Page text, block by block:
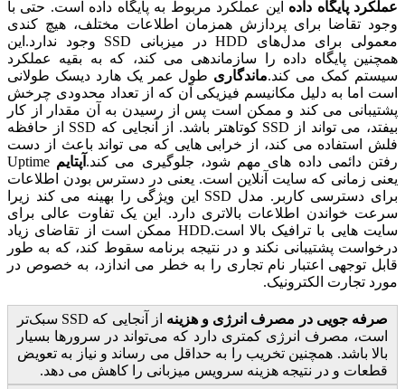
عملکرد پایگاه داده این عملکرد مربوط به پایگاه داده است. حتی با
وجود تقاضا برای پردازش همزمان اطلاعات مختلف، هیچ کندی
معمولی برای مدل‌های HDD در میزبانی SSD وجود ندارد.این
همچنین پایگاه داده را سازماندهی می کند، که به بقیه عملکرد
سیستم کمک می کند.ماندگاری طول عمر یک هارد دیسک طولانی
است اما به دلیل مکانیسم فیزیکی آن که از تعداد محدودی چرخش
پشتیبانی می کند و ممکن است پس از رسیدن به آن مقدار از کار
بیفتد، می تواند از SSD کوتاهتر باشد. از آنجایی که SSD از حافظه
فلش استفاده می کند، از خرابی هایی که می تواند باعث از دست
رفتن دائمی داده های مهم شود، جلوگیری می کند. آپتایم Uptime
یعنی زمانی که سایت آنلاین است. یعنی در دسترس بودن اطلاعات
برای دسترسی کاربر. مدل SSD این ویژگی را بهینه می کند زیرا
سرعت خواندن اطلاعات بالاتری دارد. این یک تفاوت عالی برای
سایت هایی با ترافیک بالا است.HDD ممکن است از تقاضای زیاد
درخواست پشتیبانی نکند و در نتیجه برنامه سقوط کند، که به طور
قابل توجهی اعتبار نام تجاری را به خطر می اندازد، به خصوص در
مورد تجارت الکترونیک.
صرفه جویی در مصرف انرژی و هزینه
از آنجایی که SSD سبک‌تر
است، مصرف انرژی کمتری دارد که می‌تواند در سرورها بسیار
بالا باشد. همچنین تخریب را به حداقل می رساند و نیاز به تعویض
قطعات و در نتیجه هزینه سرویس میزبانی را کاهش می دهد.